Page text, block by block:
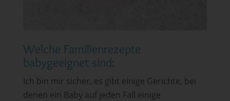
Welche Familienrezepte
babygeeignet sind:
Ich bin mir sicher, es gibt einige Gerichte, bei
denen ein Baby auf jeden Fall einige